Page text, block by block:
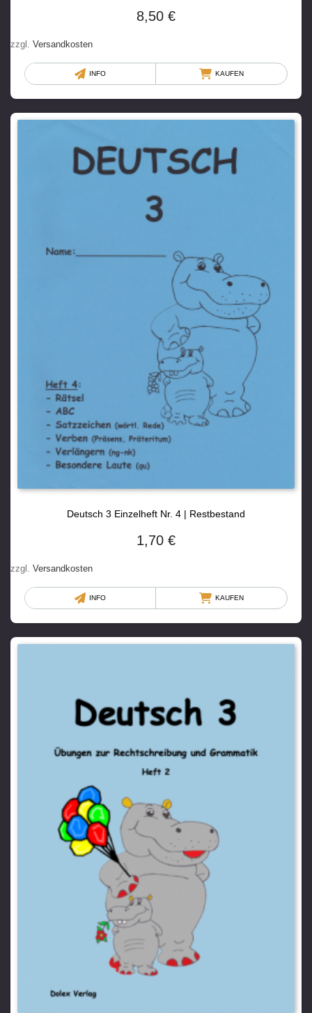
8,50 €
zzgl. Versandkosten
INFO KAUFEN
Deutsch 3 Einzelheft Nr. 4 | Restbestand
1,70 €
zzgl. Versandkosten
INFO KAUFEN